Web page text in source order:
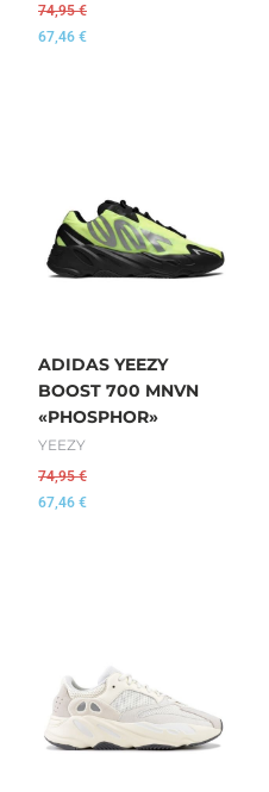
74,95€
67,46 €
ADIDAS YEEZY
BOOST 700 MNVN
«PHOSPHOR»
YEEZY
74,95€
67,46 €